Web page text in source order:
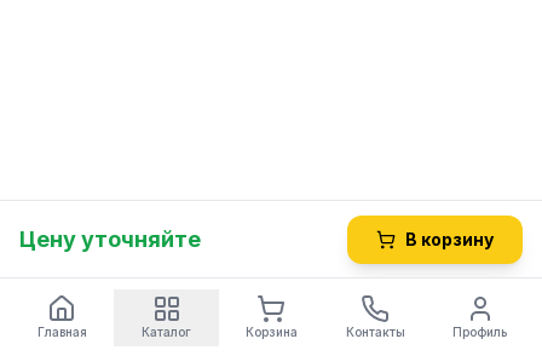
Цену уточняйте В корзину
Главная Каталог Корзина Контакты Профиль